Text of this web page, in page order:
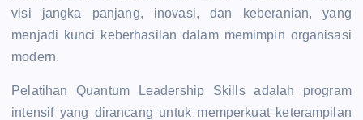
visi jangka panjang, inovasi, dan keberanian, yang
menjadi kunci keberhasilan dalam memimpin organisasi
modern.
Pelatihan Quantum Leadership Skills adalah program
intensif yang dirancang untuk memperkuat keterampilan